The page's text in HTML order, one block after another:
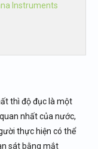
Instruments
thì độ đục là một
nhất của nước,
thực hiện có thể
sát bằng mắt